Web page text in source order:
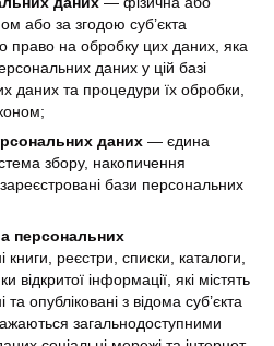
або за згодою суб’єкта
право на обробку цих даних, яка
даних у цій базі
даних та процедури їх обробки,
даних — єдина
збору, накопичення
бази персональних
персональних
книги, реєстри, списки, каталоги,
відкритої інформації, які містять
опубліковані з відома суб’єкта
загальнодоступними